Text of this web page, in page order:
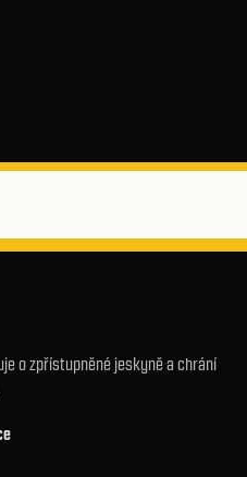
o zpřístupněné jeskyně a chrání